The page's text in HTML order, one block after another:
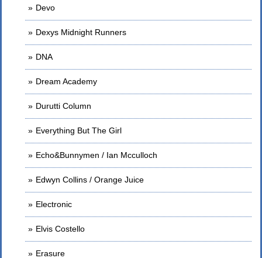
Devo
Dexys Midnight Runners
DNA
Dream Academy
Durutti Column
Everything But The Girl
Echo&Bunnymen / Ian Mcculloch
Edwyn Collins / Orange Juice
Electronic
Elvis Costello
Erasure